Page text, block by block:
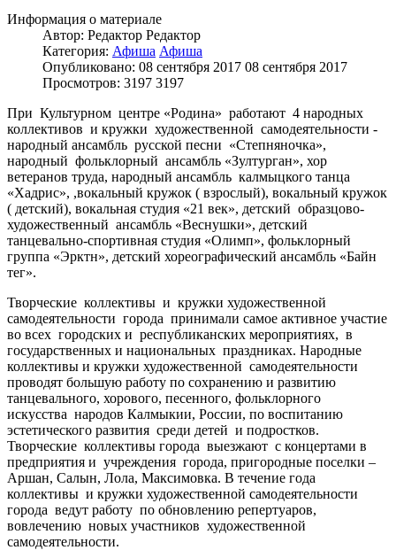
Информация о материале
Автор: Редактор Редактор
Категория: Афиша Афиша
Опубликовано: 08 сентября 2017 08 сентября 2017
Просмотров: 3197 3197
При Культурном центре «Родина» работают 4 народных
коллективов и кружки художественной самодеятельности -
народный ансамбль русской песни «Степняночка»,
народный фольклорный ансамбль «Зултурган», хор
ветеранов труда, народный ансамбль калмыцкого танца
«Хадрис», ,вокальный кружок ( взрослый), вокальный кружок
( детский), вокальная студия «21 век», детский образцово-
художественный ансамбль «Веснушки», детский
танцевально-спортивная студия «Олимп», фольклорный
группа «Эрктн», детский хореографический ансамбль «Байн
тег».
Творческие коллективы и кружки художественной
самодеятельности города принимали самое активное участие
во всех городских и республиканских мероприятиях, в
государственных и национальных праздниках. Народные
коллективы и кружки художественной самодеятельности
проводят большую работу по сохранению и развитию
танцевального, хорового, песенного, фольклорного
искусства народов Калмыкии, России, по воспитанию
эстетического развития среди детей и подростков.
Творческие коллективы города выезжают с концертами в
предприятия и учреждения города, пригородные поселки –
Аршан, Салын, Лола, Максимовка. В течение года
коллективы и кружки художественной самодеятельности
города ведут работу по обновлению репертуаров,
вовлечению новых участников художественной
самодеятельности.